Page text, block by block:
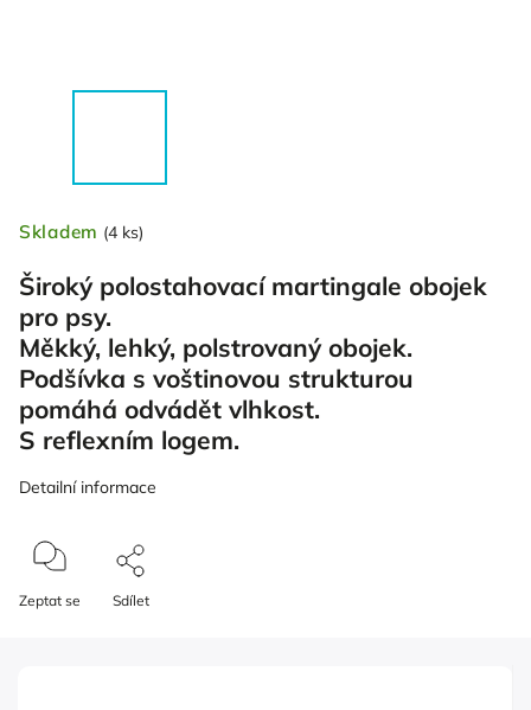
Skladem (4 ks)
Široký polostahovací martingale obojek
pro psy.
Měkký, lehký, polstrovaný obojek.
Podšívka s voštinovou strukturou
pomáhá odvádět vlhkost.
S reflexním logem.
Detailní informace
Zeptat se Sdílet